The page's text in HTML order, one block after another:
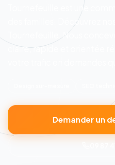
Tournefeuille est une
des familles. Découvrez
Nous
claire, rapide et orientée
votre trafic en demandes
SEO
Demander un